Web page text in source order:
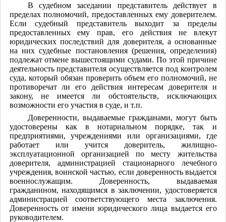
В судебном заседании представитель действует в
пределах полномочий, предоставленных ему доверителем.
Если судебный представитель выходит за пределы
предоставленных ему прав, его действия не влекут
юридических последствий для доверителя, а основанные
на них судебные постановления (решения, определения)
подлежат отмене вышестоящими судами. По этой причине
деятельность представителя осуществляется под контролем
суда, который обязан проверить объем его полномочий, не
противоречат ли его действия интересам доверителя и
закону, не имеется ли обстоятельств, исключающих
возможности его участия в суде, и т.п.
Доверенности, выдаваемые гражданами, могут быть
удостоверены как в нотариальном порядке, так и
предприятиями, учреждениями или организациями, где
работает или учится доверитель, жилищно-
эксплуатационной организацией по месту жительства
доверителя, администрацией стационарного лечебного
учреждения, воинской частью, если доверенность выдается
военнослужащим. Доверенность, выдаваемая
гражданином, находящимся в заключении, удостоверяется
администрацией соответствующего места заключения.
Доверенность от имени юридического лица выдается его
руководителем.